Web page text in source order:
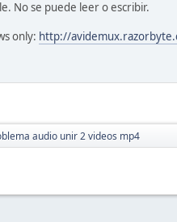
No se puede leer o escribir.
only: http://
audio unir 2 videos mp4